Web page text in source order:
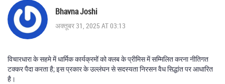
Bhavna Joshi
अक्तूबर 31, 2025 AT 03:13
विचारधारा के सहमे में धार्मिक कार्यक्रमों को क्लब के प्रीमिस में सम्मिलित करना नीतिगत
टक्कर पैदा करता है; इस प्रकार के उल्लंघन से सदस्यता निरसन वैध सिद्धांत पर आधारित
है।